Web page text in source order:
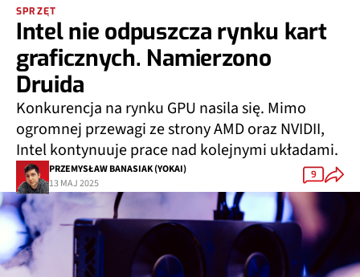
SPRZĘT
Intel nie odpuszcza rynku kart
graficznych. Namierzono
Druida
Konkurencja na rynku GPU nasila się. Mimo
ogromnej przewagi ze strony AMD oraz NVIDII,
Intel kontynuuje prace nad kolejnymi układami.
PRZEMYSŁAW BANASIAK (YOKAI)
13 MAJ 2025
9